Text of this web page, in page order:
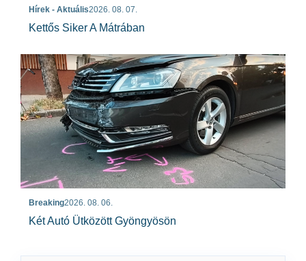
Hírek - Aktuális2026. 08. 07.
Kettős Siker A Mátrában
Breaking2026. 08. 06.
Két Autó Ütközött Gyöngyösön